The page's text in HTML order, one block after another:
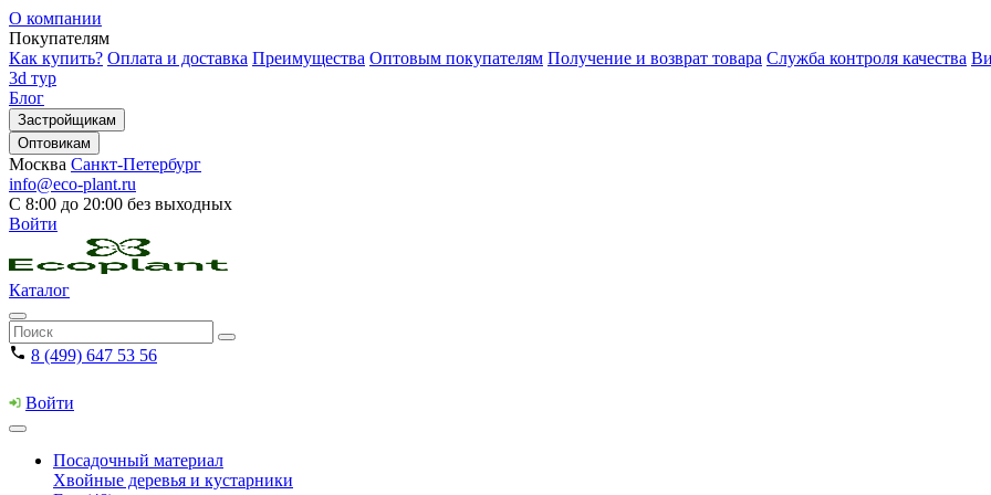
О компании
Покупателям
Как купить? Оплата и доставка Преимущества Оптовым покупателям Получение и возврат товара Служба контроля качества
3d тур
Блог
Застройщикам
Оптовикам
Москва Санкт-Петербург
info@eco-plant.ru
С 8:00 до 20:00 без выходных
Войти
Каталог
8 (499) 647 53 56
Войти
Посадочный материал
Хвойные деревья и кустарники